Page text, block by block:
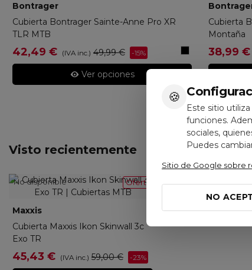
🍪
Este sitio
funciones.
sociales,
Puedes
Sitio de Google sobre
NO
Bontrager
Cubierta Bontrager Sainte-Anne Pro XR
TLR MTB
42,49 € (IVA inc.) 49,99 € -15% Negro
Ver opciones
Cubierta
Montaña
38,99 €
Visto recientemente
Oferta
No disponible
Maxxis
Cubierta Maxxis Ikon Skinwall 3c
Exo TR
45,43 € (IVA inc.) 59,00 € -23%